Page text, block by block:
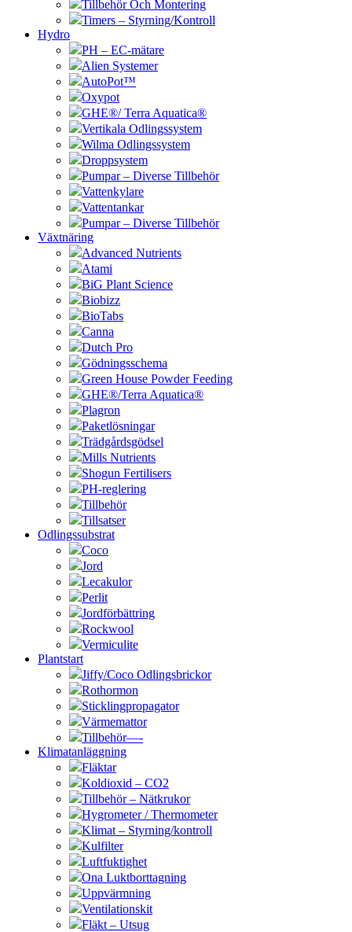
Tillbehör Och Montering
Timers – Styrning/Kontroll
Hydro
PH – EC-mätare
Alien Systemer
AutoPot™
Oxypot
GHE®/ Terra Aquatica®
Vertikala Odlingssystem
Wilma Odlingssystem
Droppsystem
Pumpar – Diverse Tillbehör
Vattenkylare
Vattentankar
Pumpar – Diverse Tillbehör
Växtnäring
Advanced Nutrients
Atami
BiG Plant Science
Biobizz
BioTabs
Canna
Dutch Pro
Gödningsschema
Green House Powder Feeding
GHE®/Terra Aquatica®
Plagron
Paketlösningar
Trädgårdsgödsel
Mills Nutrients
Shogun Fertilisers
PH-reglering
Tillbehör
Tillsatser
Odlingssubstrat
Coco
Jord
Lecakulor
Perlit
Jordförbättring
Rockwool
Vermiculite
Plantstart
Jiffy/Coco Odlingsbrickor
Rothormon
Sticklingpropagator
Värmemattor
Tillbehör—-
Klimatanläggning
Fläktar
Koldioxid – CO2
Tillbehör – Nätkrukor
Hygrometer / Thermometer
Klimat – Styrning/kontroll
Kulfilter
Luftfuktighet
Ona Luktborttagning
Uppvärmning
Ventilationskit
Fläkt – Utsug